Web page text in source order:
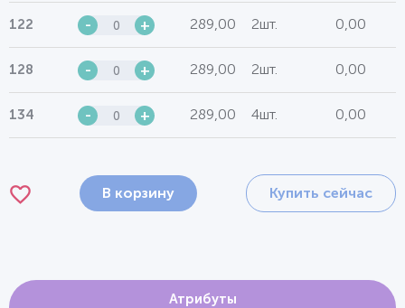
122 - + 289,00 2шт. 0,00
128 - + 289,00 2шт. 0,00
134 - + 289,00 4шт. 0,00
В корзину Купить сейчас
Атрибуты